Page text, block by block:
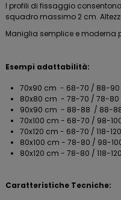
I profili di fissaggio
squadro massimo 2 cm.
Maniglia semplice e moderna
Esempi adattabilità:
70x90 cm - 68-70 / 88-
80x80 cm - 78-70 / 78-80
90x90 cm - 88-88 / 88-
70x100 cm - 68-70 / 98-
70x120 cm - 68-70 / 118-
80x100 cm - 78-80 / 98-
80x120 cm - 78-80 / 118-
Caratteristiche Tecniche: